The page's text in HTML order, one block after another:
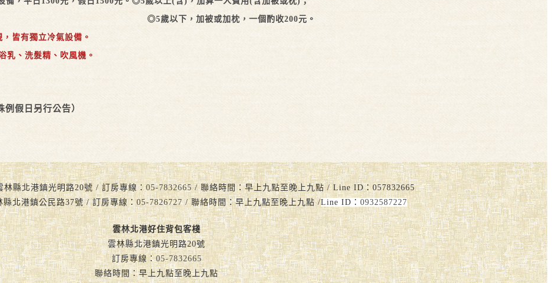
◎5歲以下，加被或加枕，一個酌收200元。
皆有獨立冷氣設備。
乳、洗髮精、吹風機。
假日另行公告）
縣北港鎮光明路20號 / 訂房專線：05-7832665/ 聯絡時間：早上九點至晚上九點 / Line ID：057832665
北港鎮公民路37號 / 訂房專線：05-7826727/ 聯絡時間：早上九點至晚上九點 /Line ID： 0932587227
雲林北港好住背包客棧
雲林縣北港鎮光明路20號
訂房專線：05-7832665
聯絡時間：早上九點至晚上九點